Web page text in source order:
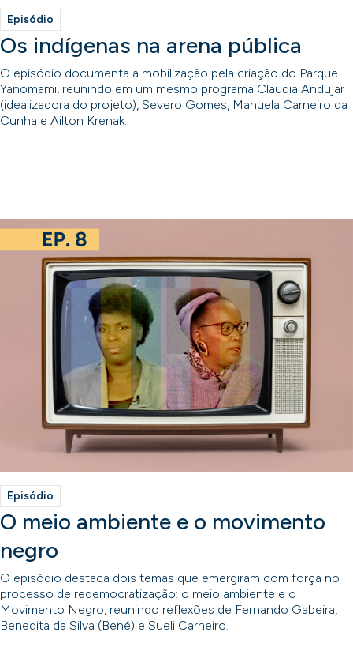
Episódio
Os indígenas na arena pública
O episódio documenta a mobilização pela criação do Parque
Yanomami, reunindo em um mesmo programa Claudia Andujar
(idealizadora do projeto), Severo Gomes, Manuela Carneiro da
Cunha e Ailton Krenak.
Episódio
O meio ambiente e o movimento
negro
O episódio destaca dois temas que emergiram com força no
processo de redemocratização: o meio ambiente e o
Movimento Negro, reunindo reflexões de Fernando Gabeira,
Benedita da Silva (Bené) e Sueli Carneiro.